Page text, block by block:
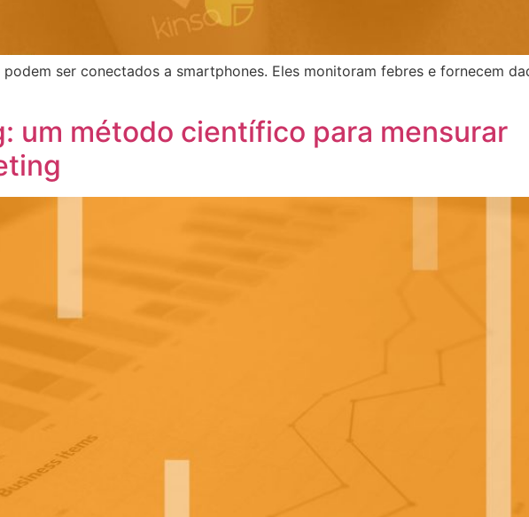
ser conectados a smartphones. Eles monitoram febres e fornecem
um método científico para mensurar